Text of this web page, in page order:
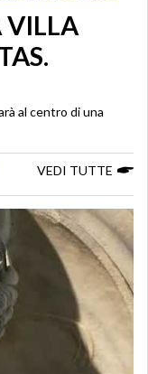
VILLA
al centro di una
VEDI TUTTE